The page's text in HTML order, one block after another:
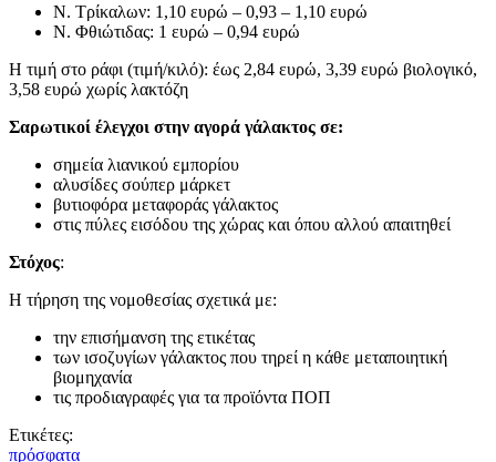
Ν. Τρίκαλων: 1,10 ευρώ – 0,93 – 1,10 ευρώ
Ν. Φθιώτιδας: 1 ευρώ – 0,94 ευρώ
Η τιμή στο ράφι (τιμή/κιλό): έως 2,84 ευρώ, 3,39 ευρώ βιολογικό,
3,58 ευρώ χωρίς λακτόζη
Σαρωτικοί έλεγχοι στην αγορά γάλακτος σε:
σημεία λιανικού εμπορίου
αλυσίδες σούπερ μάρκετ
βυτιοφόρα μεταφοράς γάλακτος
στις πύλες εισόδου της χώρας και όπου αλλού απαιτηθεί
Στόχος:
Η τήρηση της νομοθεσίας σχετικά με:
την επισήμανση της ετικέτας
των ισοζυγίων γάλακτος που τηρεί η κάθε μεταποιητική
βιομηχανία
τις προδιαγραφές για τα προϊόντα ΠΟΠ
Ετικέτες:
πρόσφατα